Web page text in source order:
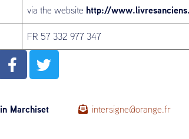
via the website http://
FR 57 332 977 347
Marchiset
intersigne@orange.fr